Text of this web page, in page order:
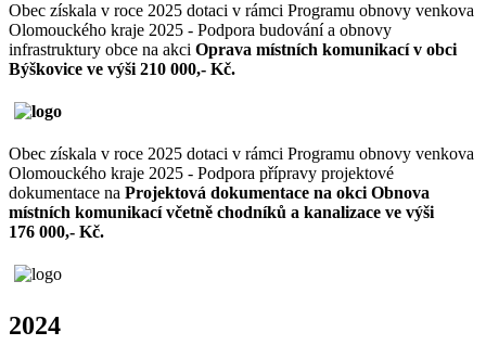
Obec získala v roce 2025 dotaci v rámci Programu obnovy venkova
Olomouckého kraje 2025 - Podpora budování a obnovy
infrastruktury obce na akci Oprava místních komunikací v obci
Býškovice ve výši 210 000,- Kč.
Obec získala v roce 2025 dotaci v rámci Programu obnovy venkova
Olomouckého kraje 2025 - Podpora přípravy projektové
dokumentace na Projektová dokumentace na okci Obnova
místních komunikací včetně chodníků a kanalizace ve výši
176 000,- Kč.
2024